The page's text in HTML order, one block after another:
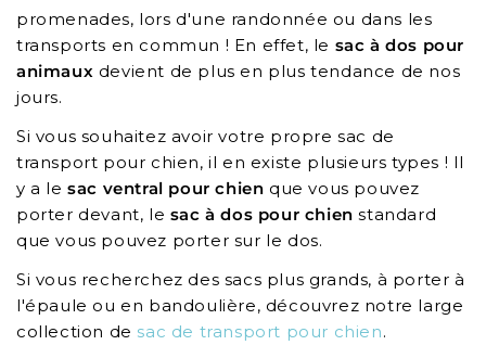
promenades, lors d'une randonnée ou dans les
transports en commun ! En effet, le sac à dos pour
animaux devient de plus en plus tendance de nos
jours.
Si vous souhaitez avoir votre propre sac de
transport pour chien, il en existe plusieurs types ! Il
y a lesac ventral pour chien que vous pouvez
porter devant, le sac à dos pour chien standard
que vous pouvez porter sur le dos.
Si vous recherchez des sacs plus grands, à porter à
l'épaule ou en bandoulière, découvrez notre large
collection de sac de transport pour chien.